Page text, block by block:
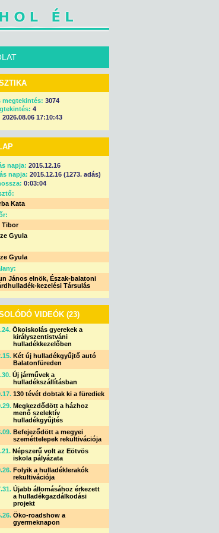
megtekintés: 3074
4
2026.08.06 17:10:43
napja: 2015.12.16
napja: 2015.12.16 (1273. adás)
0:03:04
Kata
Tibor
Gyula
Gyula
János elnök, Észak-balatoni
kezelési Társulás
VIDEÓK (23)
Ökoiskolás gyerekek a
királyszentistváni
hulladékkezelőben
Két új hulladékgyűjtő autó
Balatonfüreden
Új járművek a
hulladékszállításban
130 tévét dobtak ki a fürediek
Megkezdődött a házhoz
menő szelektív
hulladékgyűjtés
Befejeződött a megyei
szeméttelepek rekultivációja
Népszerű volt az Eötvös
iskola pályázata
Folyik a hulladéklerakók
rekultivációja
Újabb állomásához érkezett
a hulladékgazdálkodási
projekt
Öko-roadshow a
gyermeknapon